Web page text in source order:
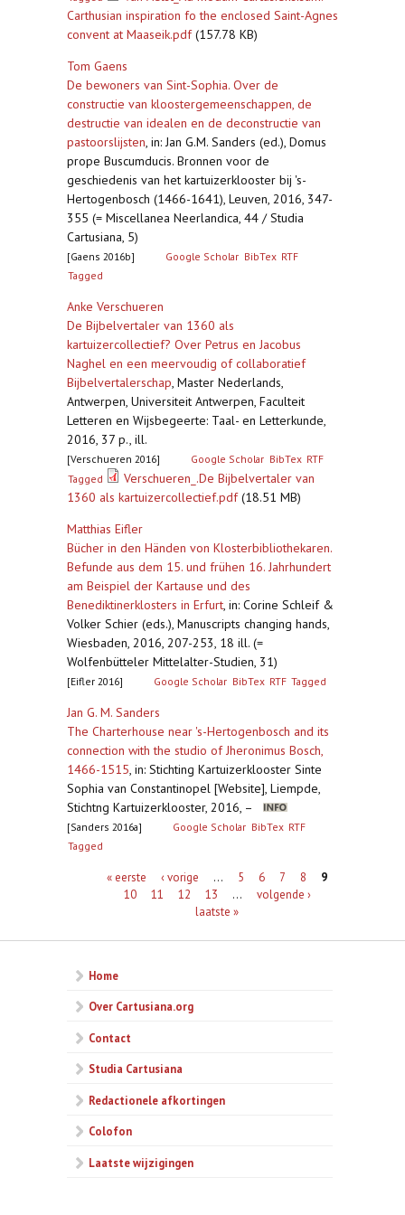
Carthusian inspiration fo the enclosed Saint-Agnes
convent at Maaseik.pdf(157.78 KB)
Tom Gaens
De bewoners van Sint-Sophia. Over de
constructie van kloostergemeenschappen, de
destructie van idealen en de deconstructie van
pastoorslijsten, in: Jan G.M. Sanders (ed.), Domus
prope Buscumducis. Bronnen voor de
geschiedenis van het kartuizerklooster bij 's-
Hertogenbosch (1466-1641), Leuven, 2016, 347-
355 (= Miscellanea Neerlandica, 44 / Studia
Cartusiana, 5)
[Gaens 2016b] Google Scholar BibTex RTF
Tagged
Anke Verschueren
De Bijbelvertaler van 1360 als
kartuizercollectief? Over Petrus en Jacobus
Naghel en een meervoudig of collaboratief
Bijbelvertalerschap, Master Nederlands,
Antwerpen, Universiteit Antwerpen, Faculteit
Letteren en Wijsbegeerte: Taal- en Letterkunde,
2016, 37 p., ill.
[Verschueren 2016] Google Scholar BibTex RTF
Tagged
Verschueren_.De Bijbelvertaler van
1360 als kartuizercollectief.pdf(18.51 MB)
Matthias Eifler
Bücher in den Händen von Klosterbibliothekaren.
Befunde aus dem 15. und frühen 16. Jahrhundert
am Beispiel der Kartause und des
Benediktinerklosters in Erfurt, in: Corine Schleif &
Volker Schier (eds.), Manuscripts changing hands,
Wiesbaden, 2016, 207-253, 18 ill. (=
Wolfenbütteler Mittelalter-Studien, 31)
[Eifler 2016] Google Scholar BibTex RTF Tagged
Jan G. M. Sanders
The Charterhouse near 's-Hertogenbosch and its
connection with the studio of Jheronimus Bosch,
1466-1515, in: Stichting Kartuizerklooster Sinte
Sophia van Constantinopel [Website], Liempde,
Stichtng Kartuizerklooster, 2016, –
[Sanders 2016a] Google Scholar BibTex RTF
Tagged
Pagina's« eerste ‹ vorige … 5 6 7 8
9
10
11 12 13 …
volgende ›
laatste »
Home
Over Cartusiana.org
Contact
Studia Cartusiana
Redactionele afkortingen
Colofon
Laatste wijzigingen